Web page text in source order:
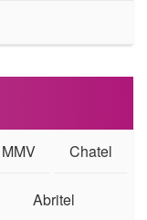
MMV Chatel
Abritel